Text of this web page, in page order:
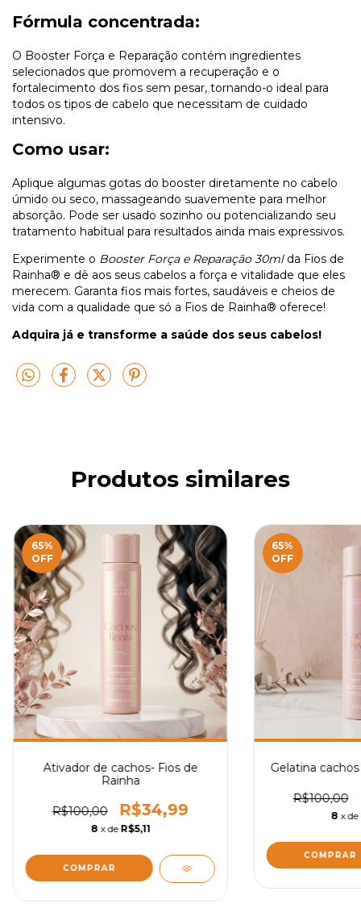
Fórmula concentrada:
O Booster Força e Reparação contém ingredientes
selecionados que promovem a recuperação e o
fortalecimento dos fios sem pesar, tornando-o ideal para
todos os tipos de cabelo que necessitam de cuidado
intensivo.
Como usar:
Aplique algumas gotas do booster diretamente no cabelo
úmido ou seco, massageando suavemente para melhor
absorção. Pode ser usado sozinho ou potencializando seu
tratamento habitual para resultados ainda mais expressivos.
Experimente o Booster Força e Reparação 30mlda Fios de
Rainha® e dê aos seus cabelos a força e vitalidade que eles
merecem. Garanta fios mais fortes, saudáveis e cheios de
vida com a qualidade que só a Fios de Rainha® oferece!
Adquira já e transforme a saúde dos seus cabelos!
Produtos similares
65%
OFF
Ativador de cachos- Fios de
Rainha
R$100,00 R$34,99
8 x de R$5,11
65%
OFF
Gelatina
R$100,00
8 x de